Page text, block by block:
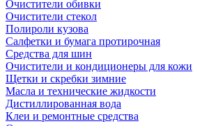
Очистители обивки
Очистители стекол
Полироли кузова
Салфетки и бумага протирочная
Средства для шин
Очистители и кондиционеры для кожи
Щетки и скребки зимние
Масла и технические жидкости
Дистиллированная вода
Клеи и ремонтные средства